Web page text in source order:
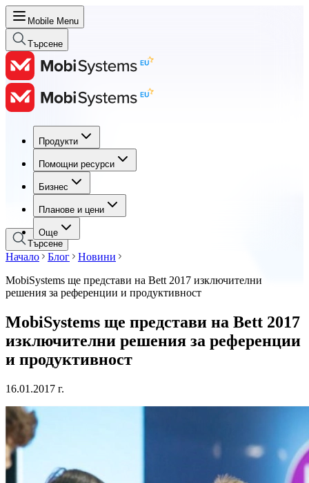
Mobile Menu
Търсене
Продукти
Помощни ресурси
Бизнес
Планове и цени
Още
Продукти
Помощни ресурси
Бизнес
Планове и цени
Търсене
Начало Блог
Новини
MobiSystems ще представи на Bett 2017 изключителни
решения за референции и продуктивност
MobiSystems ще представи на Bett 2017
изключителни решения за референции
и продуктивност
16.01.2017 г.